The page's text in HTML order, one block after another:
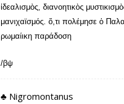
ἰδεαλισμὸς, διανοητικὸς
μανιχαϊσμός. ὅ,τι πολέμησε ὁ
ρωμαίικη παράδοση
/βψ
♣ Nigromontanus